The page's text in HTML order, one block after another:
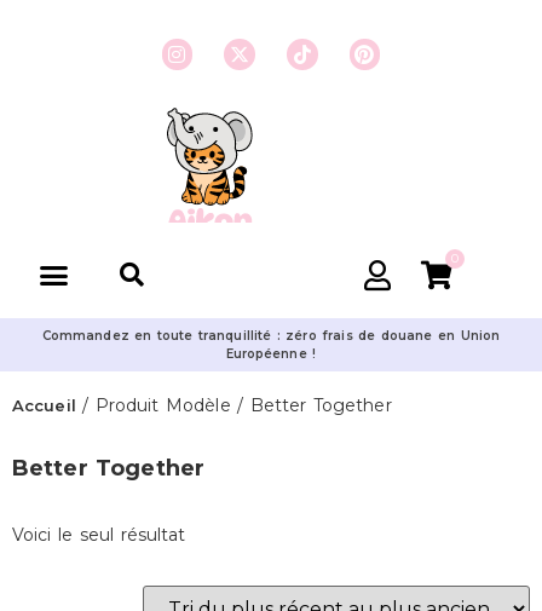
0
Commandez en toute tranquillité : zéro frais de douane en Union
Européenne !
Accueil / Produit Modèle / Better Together
Better Together
Voici le seul résultat